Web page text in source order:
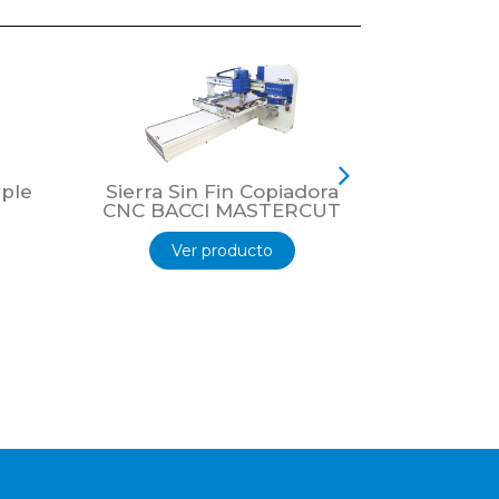
Sierra Sin Fin Copiadora
CNC BACCI MASTERCUT
Ver producto